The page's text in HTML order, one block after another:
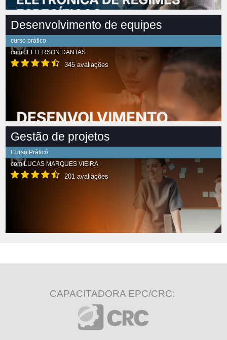
Desenvolvimento de equipes
curso prático
comJEFFERSON DANTAS
345 avaliações
Gestão de projetos
Curso Prático
comLUCAS MARQUES VIEIRA
201 avaliações
CAPACITADORA EPC/CRC: